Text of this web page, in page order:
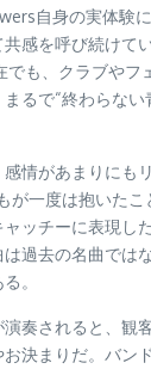
自身の実体験
感を呼び続けて
も、クラブやフ
るで“終わらない
情があまりにも
一度は抱いたこ
ッチーに表現し
過去の名曲では
。
奏されると、観
決まりだ。バン